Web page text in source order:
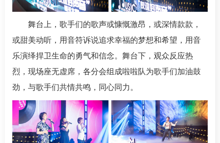
舞台上，歌手们的歌声或慷慨激昂，或深情款款，
或甜美动听，用音符诉说追求幸福的梦想和希望，用音
乐演绎捍卫生命的勇气和信念。舞台下，观众反应热
烈，现场座无虚席，各分会组成啦啦队为歌手们加油鼓
劲，与歌手们共情共鸣，同心同力。